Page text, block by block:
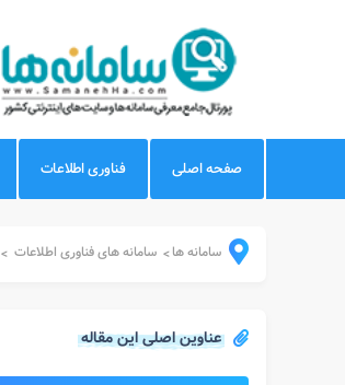
صفحه اصلی فناوری اطلاعات
سامانه ها> سامانه های فناوری اطلاعات >
عناوین اصلی این مقاله